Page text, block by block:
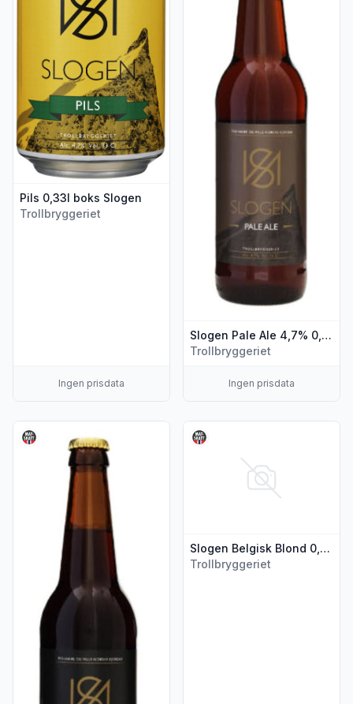
Pils 0,33l boks Slogen
Trollbryggeriet
Ingen prisdata
Slogen Pale Ale 4,7% 0,5l flaske
Trollbryggeriet
Ingen prisdata
Vis flere detaljer for produktet "Slogen Brown Ale 4,7%
Slogen Belgisk Blond 0,5l flaske
Trollbryggeriet
Vis flere detaljer for